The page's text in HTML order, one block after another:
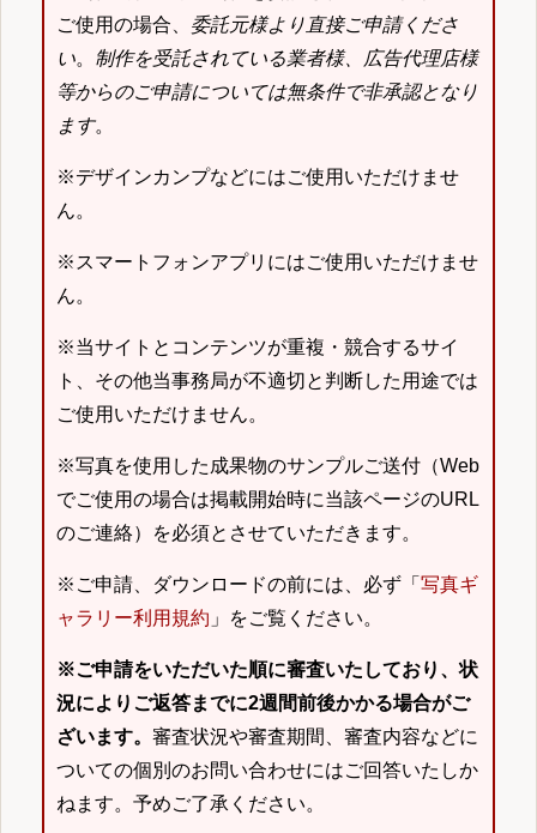
ご使用の場合、 委託元様より直接ご申請くださ
い。 制作を受託されている業者様、広告代理店様
等からのご申請については無条件で非承認となり
ます。
※デザインカンプなどにはご使用いただけませ
ん。
※スマートフォンアプリにはご使用いただけませ
ん。
※当サイトとコンテンツが重複・競合するサイ
ト、その他当事務局が不適切と判断した用途では
ご使用いただけません。
※写真を使用した成果物のサンプルご送付（Web
でご使用の場合は掲載開始時に当該ページのURL
のご連絡）を必須とさせていただきます。
※ご申請、ダウンロードの前には、必ず「 写真ギ
ャラリー利用規約 」をご覧ください。
※ご申請をいただいた順に審査いたしており、状
況によりご返答までに2週間前後かかる場合がご
ざいます。 審査状況や審査期間、審査内容などに
ついての個別のお問い合わせにはご回答いたしか
ねます。予めご了承ください。